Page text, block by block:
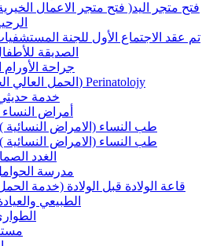
تم عقد الاجتماع الأول للجنة
الصديقة
جراحة الأورام
(الحمل العالي الخطورة) Perinatolojy
خدمة حديثي
أمراض النساء
طب النساء (الامراض النسائية )1
طب النساء (الامراض النسائية )2
الغدد
مدرسة
الطبيعي